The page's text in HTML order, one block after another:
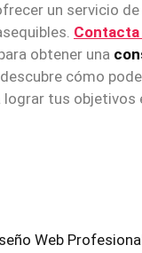
un servicio
Contacta
obtener una
cómo
lograr tus objetivos
Web